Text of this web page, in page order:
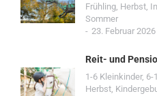
Frühling, Herbst,
Sommer
23. Februar 2026
Reit- und
1-6 Kleinkinder, 6-
Herbst,